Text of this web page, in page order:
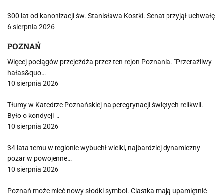
300 lat od kanonizacji św. Stanisława Kostki. Senat przyjął uchwałę
6 sierpnia 2026
POZNAŃ
Więcej pociągów przejeżdża przez ten rejon Poznania. "Przeraźliwy
hałas&quo…
10 sierpnia 2026
Tłumy w Katedrze Poznańskiej na peregrynacji świętych relikwii.
Było o kondycji …
10 sierpnia 2026
34 lata temu w regionie wybuchł wielki, najbardziej dynamiczny
pożar w powojenne…
10 sierpnia 2026
Poznań może mieć nowy słodki symbol. Ciastka mają upamiętnić